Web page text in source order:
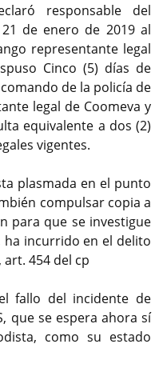
responsable del
de enero de 2019 al
representante legal
Cinco (5) días de
de la policía de
legal de Coomeva y
equivalente a dos (2)
vigentes.
plasmada en el punto
compulsar copia a
para que se investigue
ha incurrido en el delito
454 del cp
fallo del incidente de
que se espera ahora sí
como su estado